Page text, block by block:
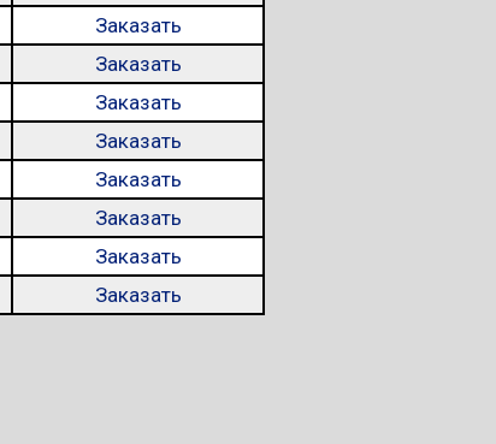
Заказать
Заказать
Заказать
Заказать
Заказать
Заказать
Заказать
Заказать